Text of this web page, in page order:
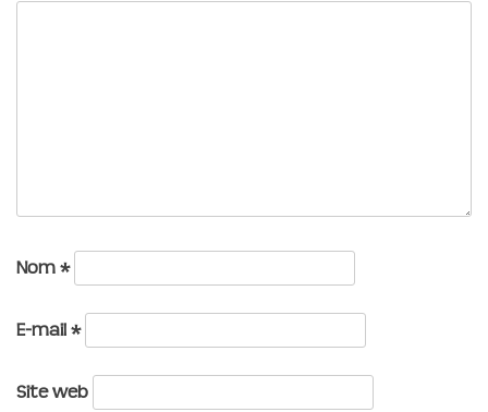
Nom *
E-mail *
Site web